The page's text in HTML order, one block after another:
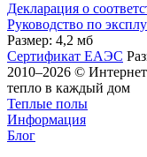
Декларация о
Руководство по
Размер: 4,2 мб
Сертификат ЕАЭС
2010–2026 ©
тепло в каждый дом
Теплые полы
Информация
Блог